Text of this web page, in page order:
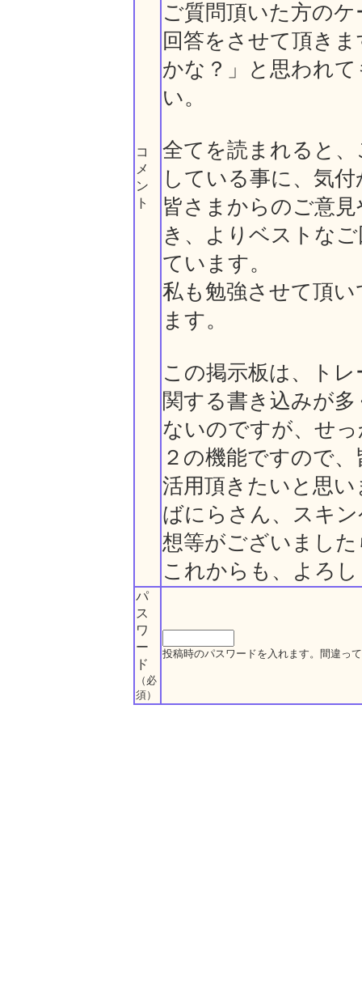
コ
メ
ン
ト
ご質問頂いた方の
回答をさせて頂き
かな？」と思われ
い。
全てを読まれると
している事に、気
皆さまからのご意
き、よりベストな
ています。
私も勉強させて頂
ます。
この掲示板は、ト
関する書き込みが
ないのですが、せ
２の機能ですので
活用頂きたいと思い
ばにらさん、スキ
想等がございまし
これからも、よろ
パ
ス
ワ
ー
ド
（必
須）
投稿時のパスワードを入れます。間違っ